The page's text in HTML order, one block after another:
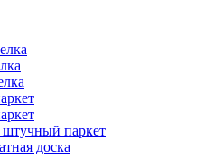
паркет
доска